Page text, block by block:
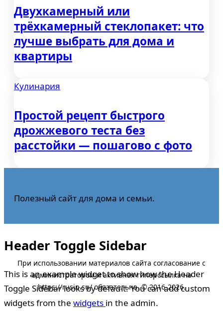
Двухкамерный или
трёхкамерный стеклопакет: что
лучше выбрать для дома и
квартиры
Кулинария
Простой рецепт быстрого
дрожжевого теста без
расстойки — пошагово с фото
Полезный сайт для дома и семьи.
Header Toggle Sidebar
This is an example widget to show how the Header
Toggle Sidebar looks by default. You can add custom
widgets from the widgets in the admin.